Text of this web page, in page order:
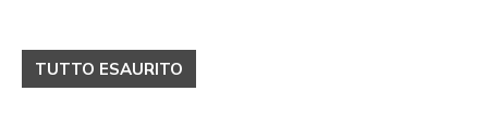
TUTTO ESAURITO